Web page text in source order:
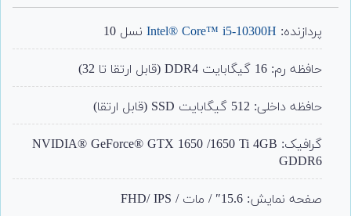
امتیاز
مشتری
پردازنده: Intel® Core™ i5-10300Hنسل 10
حافظه رم: 16 گیگابایت DDR4 (قابل ارتقا تا 32)
حافظه داخلی: 512 گیگابایت SSD (قابل ارتقا)
گرافیک: NVIDIA® GeForce® GTX 1650 /1650 Ti 4GB
GDDR6
صفحه نمایش: 15.6″ / مات / FHD/ IPS